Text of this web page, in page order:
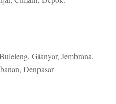
Gianyar, Jembrana,
Denpasar